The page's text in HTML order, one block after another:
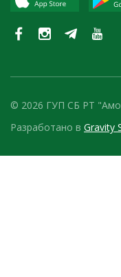
© 2026 ГУП СБ РТ
Разработано в Gravity